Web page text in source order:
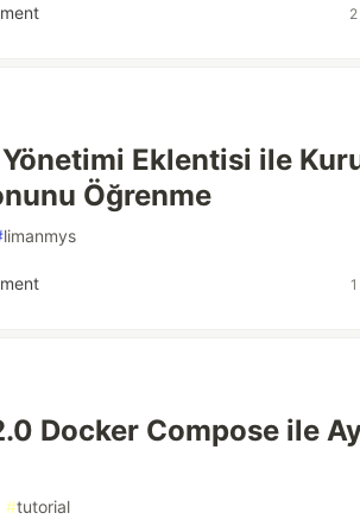
Eklentisi ile
Öğrenme
limanmys
Docker Compose ile
#tutorial